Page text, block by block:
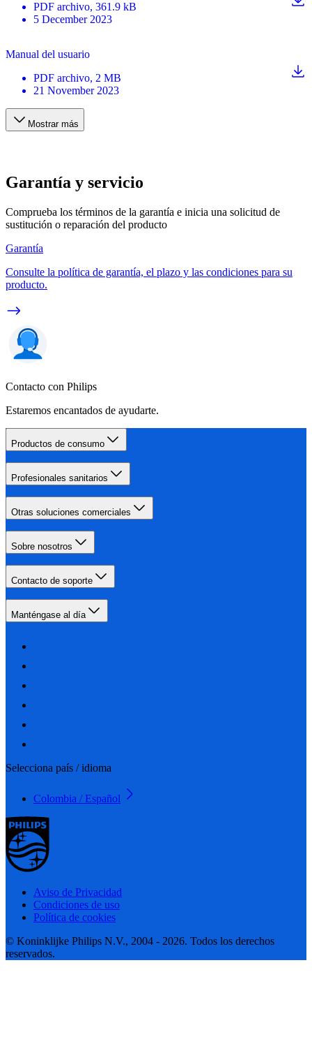
PDF archivo, 361.9 kB
5 December 2023
Manual del usuario
PDF archivo, 2 MB
21 November 2023
Mostrar más
Garantía y servicio
Comprueba los términos de la garantía e inicia una solicitud de
sustitución o reparación del producto
Garantía
Consulte la política de garantía, el plazo y las condiciones para su
producto.
Contacto con Philips
Estaremos encantados de ayudarte.
Productos de consumo
Profesionales sanitarios
Otras soluciones comerciales
Sobre nosotros
Contacto de soporte
Manténgase al día
Selecciona país / idioma
Colombia / Español
Aviso de Privacidad
Condiciones de uso
Política de cookies
© Koninklijke Philips N.V., 2004 - 2026. Todos los derechos
reservados.